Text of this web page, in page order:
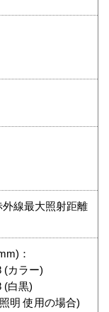
外線最大照射距離
：
(カラー)
(白黒)
明 使用の場合)